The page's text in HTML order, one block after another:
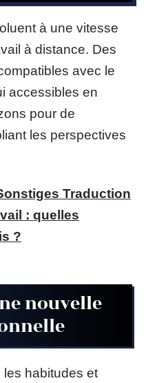
à une vitesse
à distance. Des
avec le
accessibles en
pour de
les perspectives
Traduction
: quelles
?
nouvelle
les habitudes et